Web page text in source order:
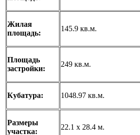
Жилая
площадь:
145.9 кв.м.
Площадь
застройки:
249 кв.м.
Кубатура: 1048.97 кв.м.
Размеры
участка:
22.1 x 28.4 м.